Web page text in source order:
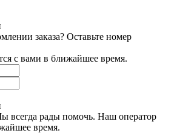
заказа? Оставьте номер
с вами в ближайшее время.
всегда рады помочь. Наш оператор
время.